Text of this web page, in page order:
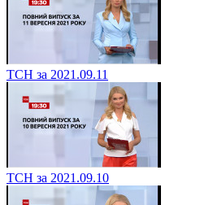
ТСН за 2021.09.11
ТСН за 2021.09.10